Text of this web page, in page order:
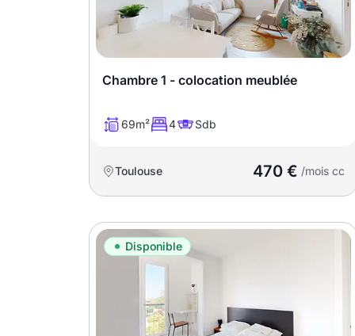
Chambre 1 - colocation meublée
69m² 4 Sdb
Toulouse 470 € /mois cc
Disponible